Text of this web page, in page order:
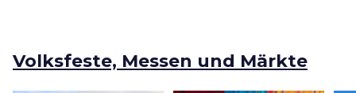
Volksfeste, Messen und Märkte